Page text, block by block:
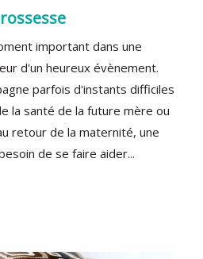
important dans une
d'un heureux évènement.
parfois d'instants difficiles
la santé de la future mère ou
retour de la maternité, une
de se faire aider...